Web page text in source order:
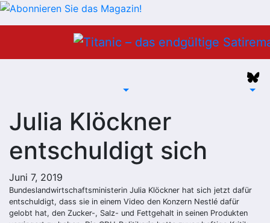
Julia Klöckner
entschuldigt sich
Juni 7, 2019
Bundeslandwirtschaftsministerin Julia Klöckner hat sich jetzt dafür
entschuldigt, dass sie in einem Video den Konzern Nestlé dafür
gelobt hat, den Zucker-, Salz- und Fettgehalt in seinen Produkten